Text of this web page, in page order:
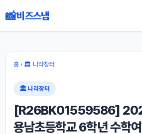
📸비즈스냅
홈› 🏛 나라장터
🏛 나라장터
[R26BK01559586]
용남초등학교 6학년 수학